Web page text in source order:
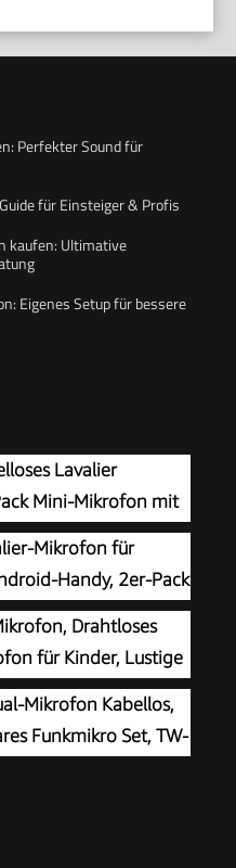
Perfekter Sound für
für Einsteiger & Profis
kaufen: Ultimative
Eigenes Setup für bessere
Lavalier
Mini-Mikrofon mit
Auto-Pairing
für Vlogging,
Mikrofon für
Handy, 2er-Pack
Pairing und
für Vlogging,
YouTube
Drahtloses
für Kinder, Lustige
für Teenager
KTV Lautsprecher
PC
Mikrofon Kabellos,
Funkmikro Set, TW-